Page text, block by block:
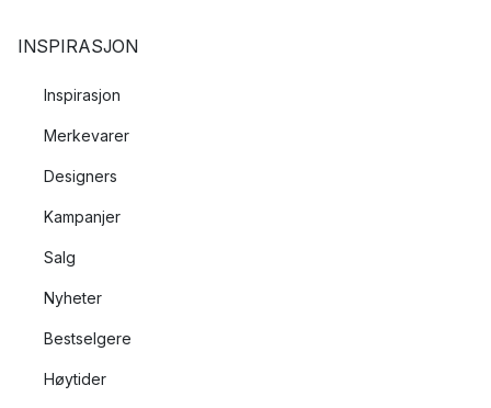
INSPIRASJON
Inspirasjon
Merkevarer
Designers
Kampanjer
Salg
Nyheter
Bestselgere
Høytider